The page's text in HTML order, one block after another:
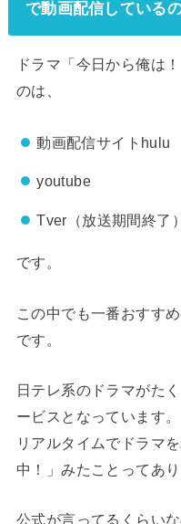
で動画配信している
ドラマ「今日から俺は
のは、
動画配信サイトhulu
youtube
Tver（放送期間終了）
です。
この中でも一番おすす
です。
日テレ系のドラマがた
ービスとなっています。
リアルタイムでドラマ
中！」みたことってあ
公式が言ってるくらい